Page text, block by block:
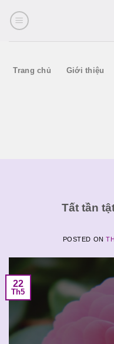
Trang chủ Giới thiệu
Tất tần
POSTED ON
22
Th5